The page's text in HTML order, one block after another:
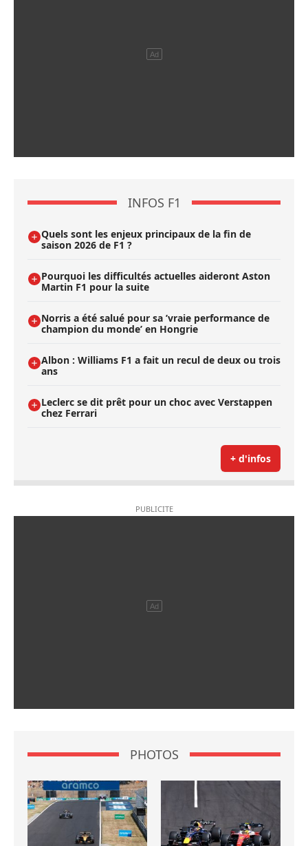
INFOS F1
Quels sont les enjeux principaux de la fin de
saison 2026 de F1 ?
Pourquoi les difficultés actuelles aideront Aston
Martin F1 pour la suite
Norris a été salué pour sa ’vraie performance de
champion du monde’ en Hongrie
Albon : Williams F1 a fait un recul de deux ou trois
ans
Leclerc se dit prêt pour un choc avec Verstappen
chez Ferrari
+ d'infos
PHOTOS